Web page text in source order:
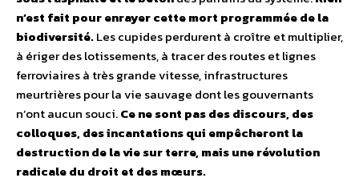
n’est fait pour enrayer cette mort programmée de la
biodiversité.Les cupides perdurent à croître et multiplier,
à ériger des lotissements, à tracer des routes et lignes
ferroviaires à très grande vitesse, infrastructures
meurtrières pour la vie sauvage dont les gouvernants
n’ont aucun souci.Ce ne sont pas des discours, des
colloques, des incantations qui empêcheront la
destruction de la vie sur terre, mais une révolution
radicale du droit et des mœurs.